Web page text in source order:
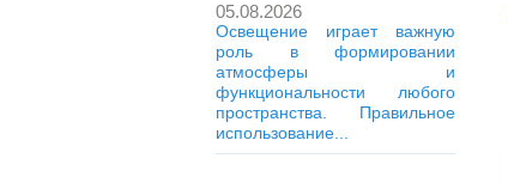
05.08.2026
Освещение играет важную
роль в формировании
атмосферы и
функциональности любого
пространства. Правильное
использование...